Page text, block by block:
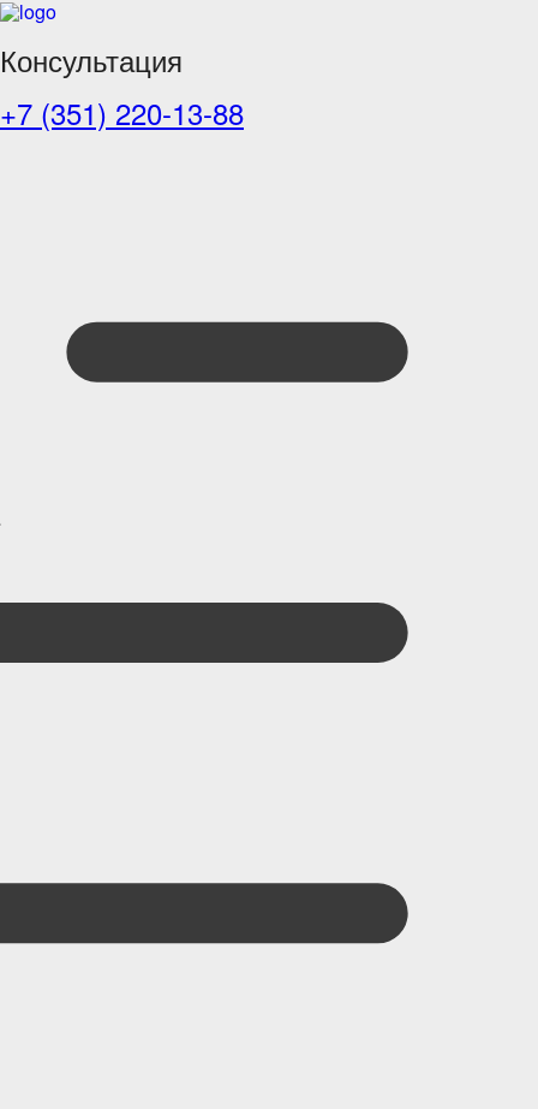
Консультация
+7 (351) 220-13-88